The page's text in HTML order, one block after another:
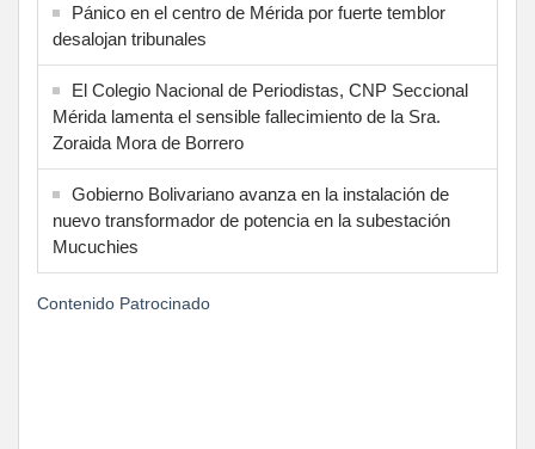
Pánico en el centro de Mérida por fuerte temblor
desalojan tribunales
El Colegio Nacional de Periodistas, CNP Seccional
Mérida lamenta el sensible fallecimiento de la Sra.
Zoraida Mora de Borrero
Gobierno Bolivariano avanza en la instalación de
nuevo transformador de potencia en la subestación
Mucuchies
Contenido Patrocinado